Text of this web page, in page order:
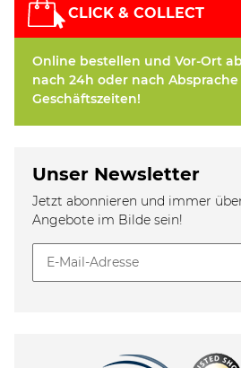
CLICK & COLLECT
Online bestellen und Vor-Ort
nach 24h oder nach
Geschäftszeiten!
Unser Newsletter
Jetzt abonnieren und immer
Angebote im Bilde sein!